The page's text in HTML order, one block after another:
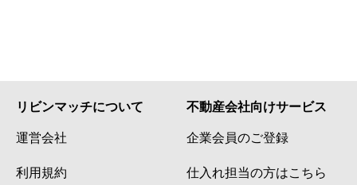
リビンマッチについて
運営会社
利用規約
不動産会社向けサービス
企業会員のご登録
仕入れ担当の方はこちら